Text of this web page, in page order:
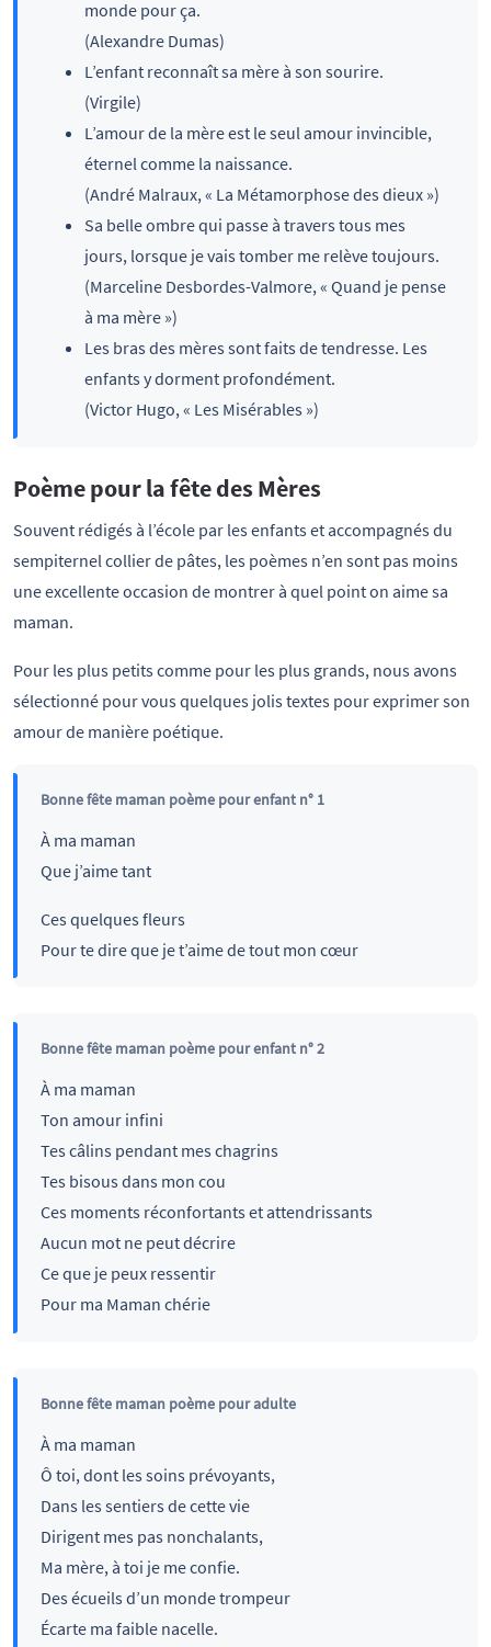
monde pour ça.
(Alexandre Dumas)
L’enfant reconnaît sa mère à son sourire.
(Virgile)
L’amour de la mère est le seul amour invincible,
éternel comme la naissance.
(André Malraux, « La Métamorphose des dieux »)
Sa belle ombre qui passe à travers tous mes
jours, lorsque je vais tomber me relève toujours.
(Marceline Desbordes-Valmore, « Quand je pense
à ma mère »)
Les bras des mères sont faits de tendresse. Les
enfants y dorment profondément.
(Victor Hugo, « Les Misérables »)
Poème pour la fête des Mères
Souvent rédigés à l’école par les enfants et accompagnés du
sempiternel collier de pâtes, les poèmes n’en sont pas moins
une excellente occasion de montrer à quel point on aime sa
maman.
Pour les plus petits comme pour les plus grands, nous avons
sélectionné pour vous quelques jolis textes pour exprimer son
amour de manière poétique.
Bonne fête maman poème pour enfant n° 1
À ma maman
Que j’aime tant
Ces quelques fleurs
Pour te dire que je t’aime de tout mon cœur
Bonne fête maman poème pour enfant n° 2
À ma maman
Ton amour infini
Tes câlins pendant mes chagrins
Tes bisous dans mon cou
Ces moments réconfortants et attendrissants
Aucun mot ne peut décrire
Ce que je peux ressentir
Pour ma Maman chérie
Bonne fête maman poème pour adulte
À ma maman
Ô toi, dont les soins prévoyants,
Dans les sentiers de cette vie
Dirigent mes pas nonchalants,
Ma mère, à toi je me confie.
Des écueils d’un monde trompeur
Écarte ma faible nacelle.